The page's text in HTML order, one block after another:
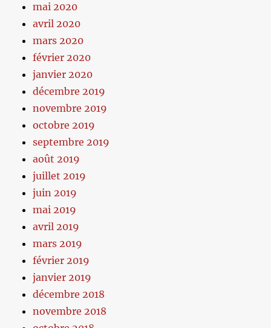
mai 2020
avril 2020
mars 2020
février 2020
janvier 2020
décembre 2019
novembre 2019
octobre 2019
septembre 2019
août 2019
juillet 2019
juin 2019
mai 2019
avril 2019
mars 2019
février 2019
janvier 2019
décembre 2018
novembre 2018